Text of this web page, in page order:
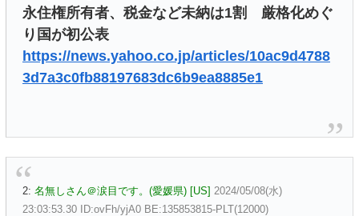
永住権所有者、税金など未納は1割 厳格化めぐ
り国が初公表
https://news.yahoo.co.jp/articles/10ac9d4788
3d7a3c0fb88197683dc6b9ea8885e1
2: 名無しさん＠涙目です。(愛媛県) [US] 2024/05/08(水)
23:03:53.30 ID:ovFh/yjA0 BE:135853815-PLT(12000)